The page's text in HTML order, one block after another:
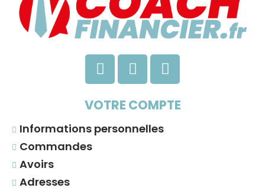
VOTRE COMPTE
Informations personnelles
Commandes
Avoirs
Adresses